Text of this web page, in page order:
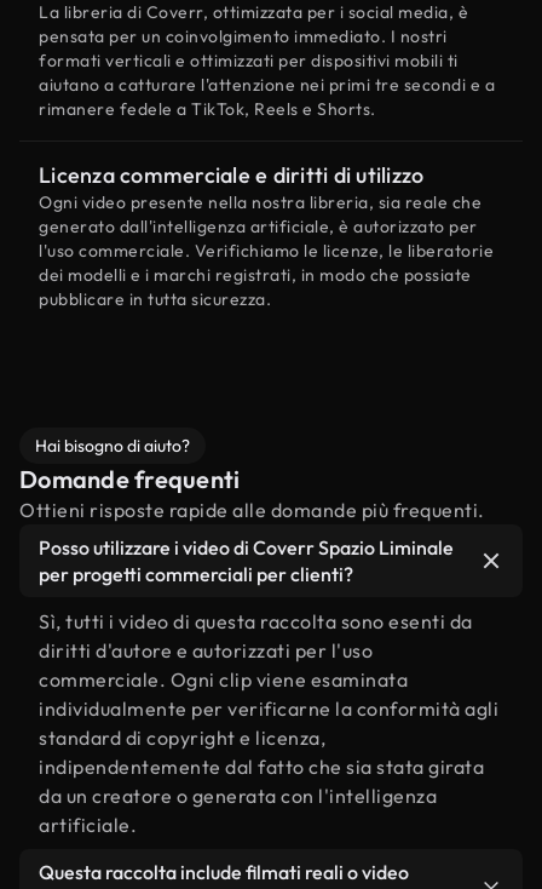
La libreria di Coverr, ottimizzata per i social media, è
pensata per un coinvolgimento immediato. I nostri
formati verticali e ottimizzati per dispositivi mobili ti
aiutano a catturare l'attenzione nei primi tre secondi e a
rimanere fedele a TikTok, Reels e Shorts.
Licenza commerciale e diritti di utilizzo
Ogni video presente nella nostra libreria, sia reale che
generato dall'intelligenza artificiale, è autorizzato per
l'uso commerciale. Verifichiamo le licenze, le liberatorie
dei modelli e i marchi registrati, in modo che possiate
pubblicare in tutta sicurezza.
Hai bisogno di aiuto?
Domande frequenti
Ottieni risposte rapide alle domande più frequenti.
Posso utilizzare i video di Coverr Spazio Liminale
per progetti commerciali per clienti?
Sì, tutti i video di questa raccolta sono esenti da
diritti d'autore e autorizzati per l'uso
commerciale. Ogni clip viene esaminata
individualmente per verificarne la conformità agli
standard di copyright e licenza,
indipendentemente dal fatto che sia stata girata
da un creatore o generata con l'intelligenza
artificiale.
Questa raccolta include filmati reali o video